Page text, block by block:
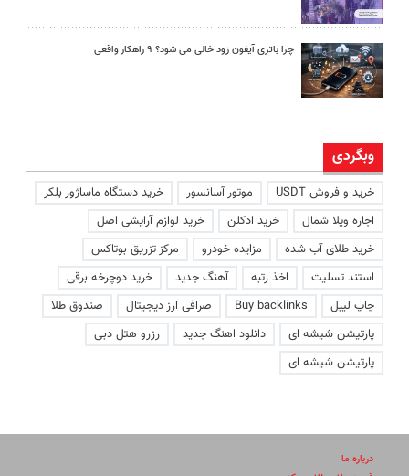
چرا باتری آیفون زود خالی می شود؟ ۹ راهکار واقعی
وبگردی
خرید و فروش USDT موتور آسانسور
خرید دستگاه ماساژور بلکر
اجاره ویلا شمال
خرید ادکلن
خرید لوازم آرایشی اصل
خرید طلای آب شده
مزایده خودرو
مرکز تزریق بوتاکس
استند تسلیت
اخذ رتبه آهنگ جدید
خرید دوچرخه برقی
چاپ لیبل
Buy backlinks صرافی ارز دیجیتال
صندوق طلا
پارتیشن شیشه ای
دانلود اهنگ جدید
رزرو هتل دبی
پارتیشن شیشه ای
درباره ما